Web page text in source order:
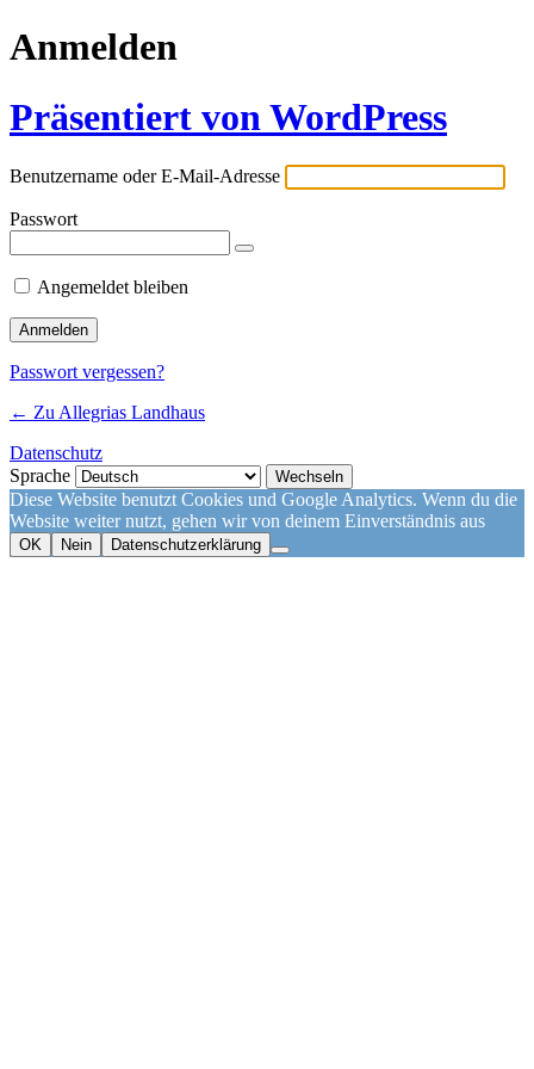
Anmelden
Präsentiert von WordPress
Benutzername oder E-Mail-Adresse
Passwort
Angemeldet bleiben
Passwort vergessen?
← Zu Allegrias Landhaus
Datenschutz
Sprache
Diese Website benutzt Cookies und Google Analytics. Wenn du die
Website weiter nutzt, gehen wir von deinem Einverständnis aus
OK Nein Datenschutzerklärung